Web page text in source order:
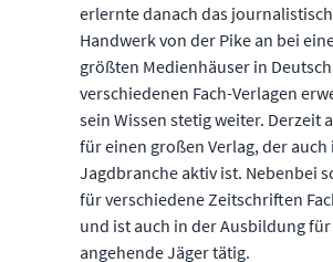
erlernte danach das
Handwerk von der Pike an bei
größten Medienhäuser in
verschiedenen Fach-Verlagen
sein Wissen stetig weiter. Derzeit
für einen großen Verlag, der auch
Jagdbranche aktiv ist. Nebenbei
für verschiedene Zeitschriften
und ist auch in der Ausbildung für
angehende Jäger tätig.